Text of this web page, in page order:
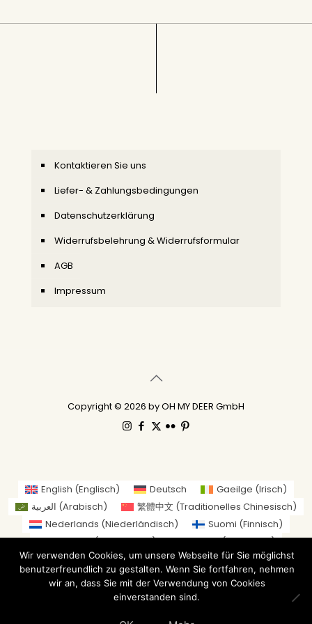
Kontaktieren Sie uns
Liefer- & Zahlungsbedingungen
Datenschutzerklärung
Widerrufsbelehrung & Widerrufsformular
AGB
Impressum
Copyright © 2026 by OH MY DEER GmbH
English (Englisch) Deutsch Gaeilge (Irisch)
العربية (Arabisch) 繁體中文 (Traditionelles Chinesisch)
Nederlands (Niederländisch) Suomi (Finnisch)
Français(Französisch) Italiano(Italienisch)
日本語(Japanisch)
Norsk bokmål(Norwegisch (Buchsprache) )
Russisch) Español
Wir verwenden Cookies, um unsere Webseite für Sie möglichst
benutzerfreundlich zu gestalten. Wenn Sie fortfahren, nehmen
wir an, dass Sie mit der Verwendung von Cookies
einverstanden sind.